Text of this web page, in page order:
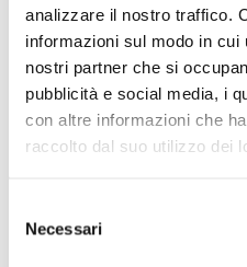
analizzare il nostro traffico.
informazioni sul modo in
nostri partner che si
pubblicità e social media, i
con altre informazioni che
raccolto dal suo utilizzo dei
delNecessari
della Orchestra Sinfonica di
artistico della Polifonica
Roberto Hazon, uomo di
soprattutto un amico. La sua
perché la moglie è una
sua ultima cosa”. Allora il
Milano, -tappezzeria di